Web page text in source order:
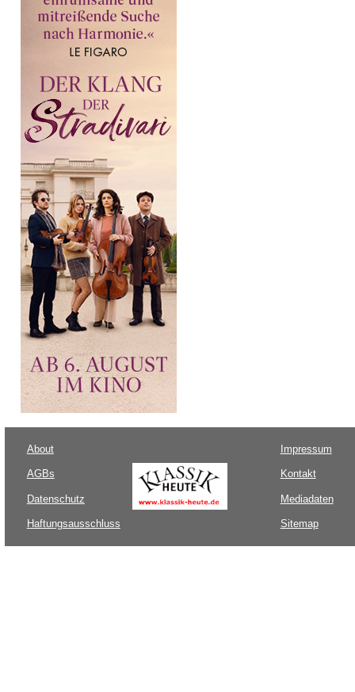
About
AGBs
Datenschutz
Haftungsausschluss
Impressum
Kontakt
Mediadaten
Sitemap